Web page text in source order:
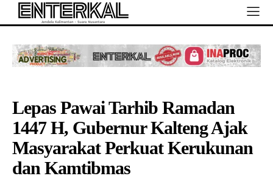
Lepas Pawai Tarhib Ramadan
1447 H, Gubernur Kalteng Ajak
Masyarakat Perkuat Kerukunan
dan Kamtibmas